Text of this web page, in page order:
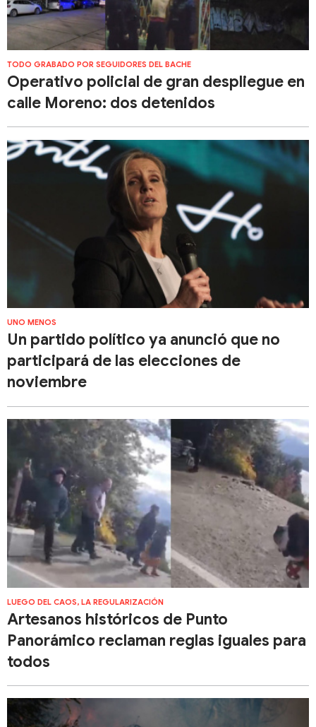
TODO GRABADO POR SEGUIDORES DEL BACHE
Operativo policial de gran despliegue en
calle Moreno: dos detenidos
UNO MENOS
Un partido político ya anunció que no
participará de las elecciones de
noviembre
LUEGO DEL CAOS, LA REGULARIZACIÓN
Artesanos históricos de Punto
Panorámico reclaman reglas iguales para
todos